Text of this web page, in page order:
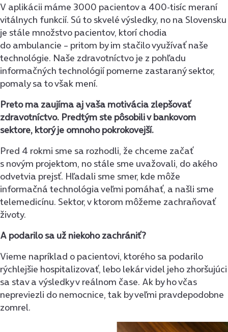
V aplikácii máme 3000 pacientov a 400-tisíc meraní
vitálnych funkcií. Sú to skvelé výsledky, no na Slovensku
je stále množstvo pacientov, ktorí chodia
do ambulancie – pritom by im stačilo využívať naše
technológie. Naše zdravotníctvo je z pohľadu
informačných technológií pomerne zastaraný sektor,
pomaly sa to však mení.
Preto ma zaujíma aj vaša motivácia zlepšovať
zdravotníctvo. Predtým ste pôsobili v bankovom
sektore, ktorý je omnoho pokrokovejší.
Pred 4 rokmi sme sa rozhodli, že chceme začať
s novým projektom, no stále sme uvažovali, do akého
odvetvia prejsť. Hľadali sme smer, kde môže
informačná technológia veľmi pomáhať, a našli sme
telemedicínu. Sektor, v ktorom môžeme zachraňovať
životy.
A podarilo sa už niekoho zachrániť?
Vieme napríklad o pacientovi, ktorého sa podarilo
rýchlejšie hospitalizovať, lebo lekár videl jeho zhoršujúci
sa stav a výsledky v reálnom čase. Ak by ho včas
nepreviezli do nemocnice, tak by veľmi pravdepodobne
zomrel.